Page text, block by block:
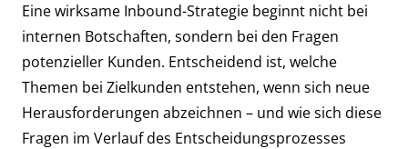
Eine wirksame Inbound-Strategie beginnt nicht bei
internen Botschaften, sondern bei den Fragen
potenzieller Kunden. Entscheidend ist, welche
Themen bei Zielkunden entstehen, wenn sich neue
Herausforderungen abzeichnen – und wie sich diese
Fragen im Verlauf des Entscheidungsprozesses